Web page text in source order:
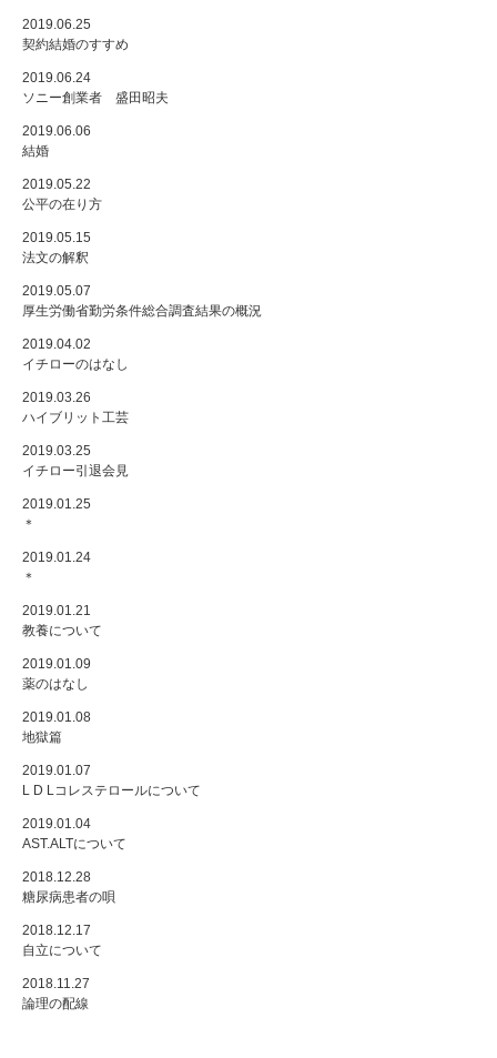
2019.06.25
契約結婚のすすめ
2019.06.24
ソニー創業者 盛田昭夫
2019.06.06
結婚
2019.05.22
公平の在り方
2019.05.15
法文の解釈
2019.05.07
厚生労働省勤労条件総合調査結果の概況
2019.04.02
イチローのはなし
2019.03.26
ハイブリット工芸
2019.03.25
イチロー引退会見
2019.01.25
＊
2019.01.24
＊
2019.01.21
教養について
2019.01.09
薬のはなし
2019.01.08
地獄篇
2019.01.07
L D Lコレステロールについて
2019.01.04
AST.ALTについて
2018.12.28
糖尿病患者の唄
2018.12.17
自立について
2018.11.27
論理の配線